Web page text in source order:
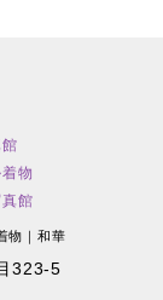
物
館
物｜和華
323-5